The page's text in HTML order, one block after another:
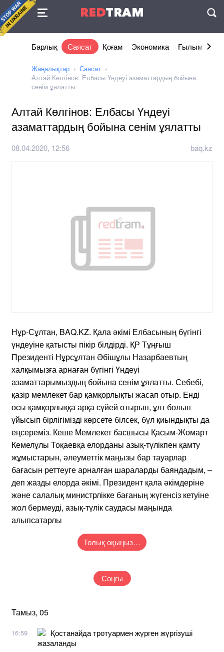
REDTRAM
Келісімі
Барлық Саясат Қоғам Экономика Ғылым және
Жаңалықтар
Саясат
Алтай Көлгінов: Елбасы Үндеуі азаматтардың бойына
сенім ұялатты
Алтай Көлгінов: Елбасы Үндеуі
азаматтардың бойына сенім ұялатты
08.04.2020, 12:56 baq.kz
Нұр-Сұлтан, BAQ.KZ. Қала әкімі Елбасының бүгінгі
үндеуіне қатысты пікір білдірді. ҚР Тұңғыш
Президенті Нұрсұлтан Әбішұлы Назарбаевтың
халқымызға арнаған бүгінгі Үндеуі
азаматтарымыздың бойына сенім ұялатты. Себебі,
қазір мемлекет бар қамқорлықты жасап отыр. Енді
осы қамқорлыққа арқа сүйей отырып, ұлт болып
ұйысып бірлігімізді көрсете білсек, бұл қиындықты да
еңсереміз. Кеше Мемлекет басшысы Қасым-Жомарт
Кемелұлы Тоқаевқа елорданы азық-түлікпен қамту
жұмыстарын, әлеуметтік маңызы бар тауарлар
бағасын реттеуге арналған шараларды баяндадым, –
деп жазды елорда әкімі. Президент қала әкімдеріне
және салалық министрлікке бағаның жүгенсіз кетуіне
жол бермеуді, азық-түлік саудасы маңында
алыпсатарлы
Толық оқыңыз…
Соңғы
Тамыз, 05
16:59
Қостанайда тротуармен жүрген жүргізуші
жазаланды